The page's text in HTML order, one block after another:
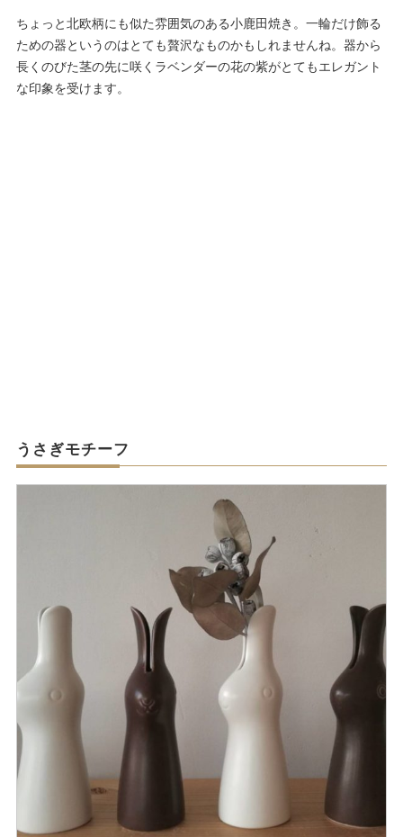
ちょっと北欧柄にも似た雰囲気のある小鹿田焼き。一輪だけ飾る
ための器というのはとても贅沢なものかもしれませんね。器から
長くのびた茎の先に咲くラベンダーの花の紫がとてもエレガント
な印象を受けます。
うさぎモチーフ